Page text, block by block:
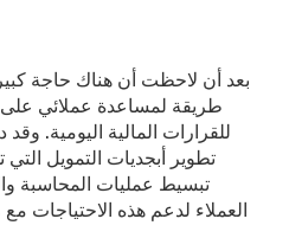
بعد أن لاحظت أن هناك حاجة
طريقة لمساعدة عملائي على
للقرارات المالية اليومية. وقد
تطوير أبجديات التمويل
تبسيط عمليات المحاسبة
العملاء لدعم هذه الاحتياجات